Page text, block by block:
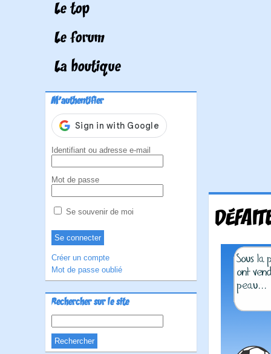
Le top
Le forum
La boutique
M'authentifier
Identifiant ou adresse e-mail
Mot de passe
Se souvenir de moi
Créer un compte
Mot de passe oublié
Rechercher sur le site